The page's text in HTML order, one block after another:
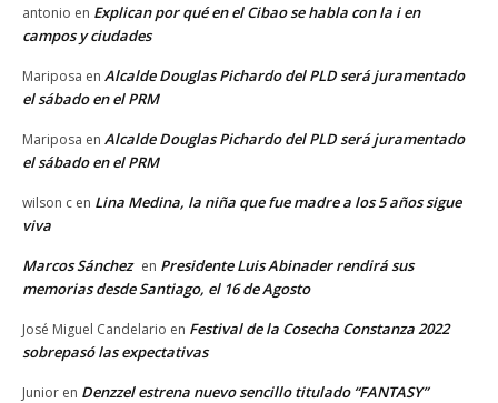
antonio en Explican por qué en el Cibao se habla con la i en
campos y ciudades
Mariposa en Alcalde Douglas Pichardo del PLD será juramentado
el sábado en el PRM
Mariposa en Alcalde Douglas Pichardo del PLD será juramentado
el sábado en el PRM
wilson c en Lina Medina, la niña que fue madre a los 5 años sigue
viva
Marcos Sánchez en Presidente Luis Abinader rendirá sus
memorias desde Santiago, el 16 de Agosto
José Miguel Candelario en Festival de la Cosecha Constanza 2022
sobrepasó las expectativas
Junior en Denzzel estrena nuevo sencillo titulado “FANTASY”